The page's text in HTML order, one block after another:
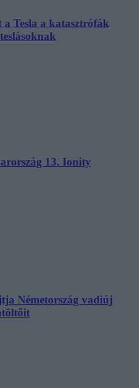
a Tesla a katasztrófák
13. Ionity
Németország vadiúj